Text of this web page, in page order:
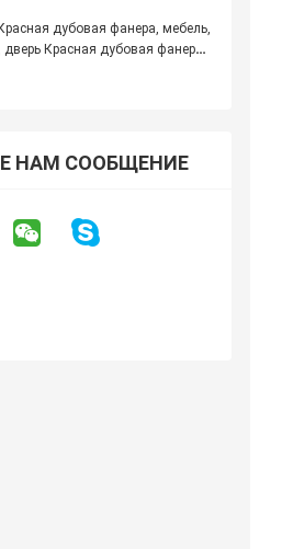
дубовая фанера, мебель,
Красная дубовая фанера,
НАМ СООБЩЕНИЕ